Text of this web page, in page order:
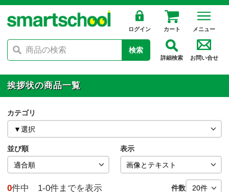
ログイン カート メニュー
検索
詳細検索 お問い合せ
挨拶状の商品一覧
カテゴリ
並び順 表示
0件中 1-0件までを表示 件数